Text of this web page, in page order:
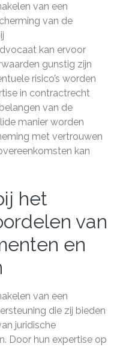
van een
van de
kan ervoor
gunstig zijn
risico’s worden
in contractrecht
van de
manier worden
met vertrouwen
kan
het
van
en
van een
die zij bieden
juridische
Door hun expertise op